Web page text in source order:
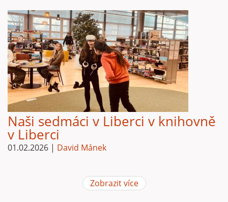
Naši sedmáci v Liberci v knihovně
v Liberci
01.02.2026 | David Mánek
Zobrazit více